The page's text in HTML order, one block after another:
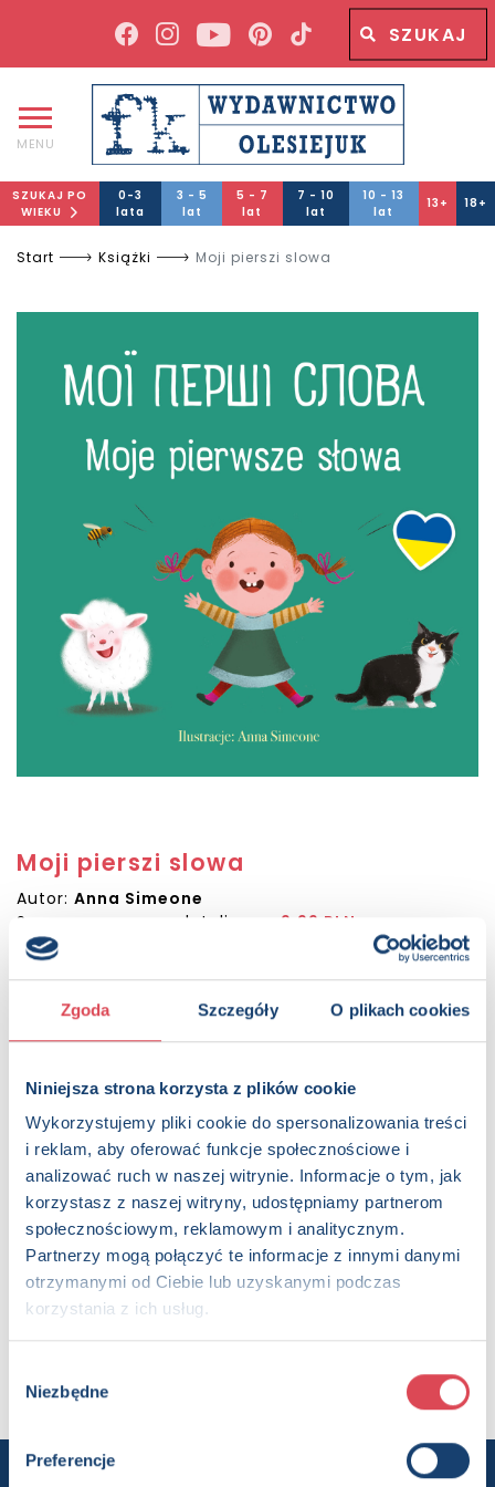
Zgoda Szczegóły O plikach cookies
Niniejsza strona korzysta z plików cookie
Wykorzystujemy pliki cookie do spersonalizowania treści
i reklam, aby oferować funkcje społecznościowe i
analizować ruch w naszej witrynie. Informacje o tym, jak
korzystasz z naszej witryny, udostępniamy partnerom
społecznościowym, reklamowym i analitycznym.
Partnerzy mogą połączyć te informacje z innymi danymi
otrzymanymi od Ciebie lub uzyskanymi podczas
korzystania z ich usług.
zgody
Niezbędne
Preferencje
Wyszukiwana fraza
MENU
SZUKAJ PO
WIEKU
0-3
lata
3 - 5
lat
5 - 7
lat
7 - 10
lat
10 - 13
lat
13+ 18+
Start Książki Moji pierszi slowa
Moji pierszi slowa
Autor: Anna Simeone
Sugerowana cena detaliczna: 9.99 PLN
Dostępna:
KUP NA SWIATKSIAZKI.PL
Strony:48 , Format: 20x20 cm
ISBN:978-83-8262-803-6
EAN:9788382628036
Rok wydania:2022
Wydawnictwo:Wydawnictwo Olesiejuk
Kategorie: 1+, Dzieci (0-12), Edukacja, Nauka języków
obcych, Słownik, Książka całoroczna
Oprawa:oprawa broszurowa
Data wprowadzenia:16-03-2022